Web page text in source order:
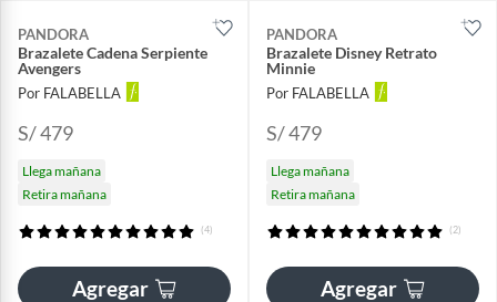
PANDORA
Brazalete Cadena Serpiente
Avengers
Por FALABELLA
S/ 479
Llega mañana
Retira mañana
(4)
Agregar
PANDORA
Brazalete Disney Retrato
Minnie
Por FALABELLA
S/ 479
Llega mañana
Retira mañana
(2)
Agregar